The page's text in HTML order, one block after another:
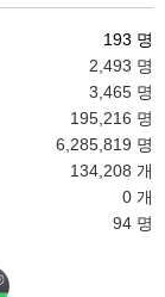
193 명
2,493 명
3,465 명
195,216 명
6,285,819 명
134,208 개
0 개
94 명